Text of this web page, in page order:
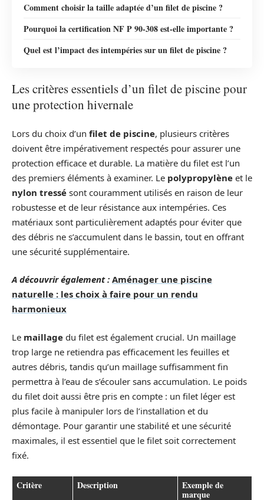
Comment choisir la taille adaptée d’un filet de piscine ?
Pourquoi la certification NF P 90-308 est-elle importante ?
Quel est l’impact des intempéries sur un filet de piscine ?
Les critères essentiels d’un filet de piscine pour
une protection hivernale
Lors du choix d’un filet de piscine, plusieurs critères
doivent être impérativement respectés pour assurer une
protection efficace et durable. La matière du filet est l’un
des premiers éléments à examiner. Le polypropylène et le
nylon tressé sont couramment utilisés en raison de leur
robustesse et de leur résistance aux intempéries. Ces
matériaux sont particulièrement adaptés pour éviter que
des débris ne s’accumulent dans le bassin, tout en offrant
une sécurité supplémentaire.
A découvrir également : Aménager une piscine
naturelle : les choix à faire pour un rendu
harmonieux
Le maillage du filet est également crucial. Un maillage
trop large ne retiendra pas efficacement les feuilles et
autres débris, tandis qu’un maillage suffisamment fin
permettra à l’eau de s’écouler sans accumulation. Le poids
du filet doit aussi être pris en compte : un filet léger est
plus facile à manipuler lors de l’installation et du
démontage. Pour garantir une stabilité et une sécurité
maximales, il est essentiel que le filet soit correctement
fixé.
Critère Description Exemple de
marque